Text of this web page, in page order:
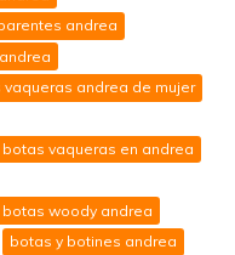
andrea
vaqueras andrea de mujer
botas vaqueras en andrea
botas woody andrea
botas y botines andrea